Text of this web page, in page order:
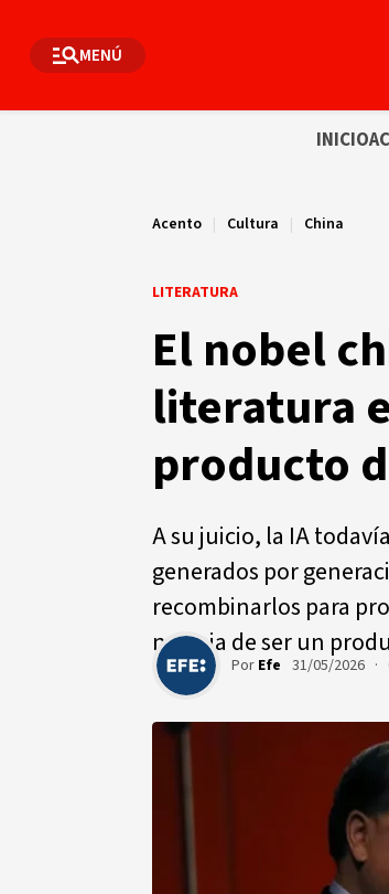
MENÚ
INICIO
Acento | Cultura | China
LITERATURA
El nobel
literatura
producto
A su juicio, la IA
generados por
recombinarlos para
no deja de ser un
Por Efe 31/05/2026 ·